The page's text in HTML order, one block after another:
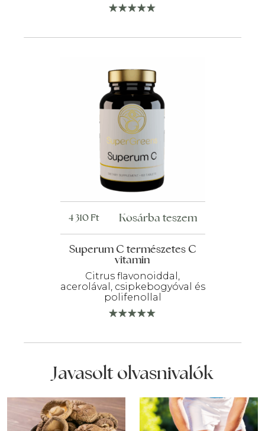
Superum C természetes C
vitamin
Citrus flavonoiddal,
acerolával, csipkebogyóval és
polifenollal
4 310Ft Kosárba teszem
Javasolt olvasnivalók